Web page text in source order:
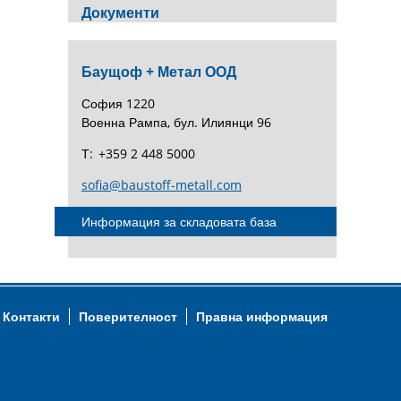
Документи
Баущоф + Метал ООД
София 1220
Военна Рампа, бул. Илиянци 96
Т: +359 2 448 5000
sofia@baustoff-metall.com
Информация за складовата база
Контакти Поверителност Правна информация